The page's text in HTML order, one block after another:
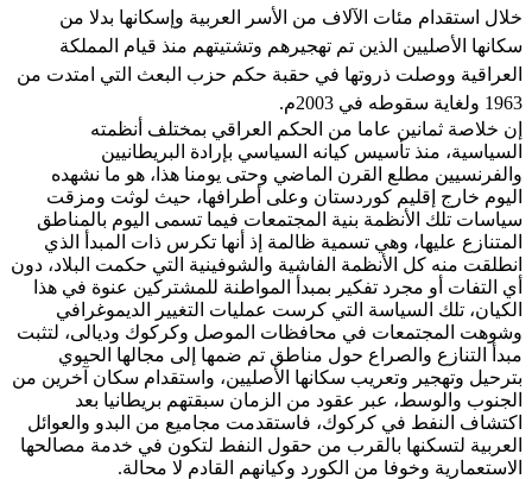
خلال استقدام مئات الآلاف من الأسر العربية وإسكانها بدلا من
سكانها الأصليين الذين تم تهجيرهم وتشتيتهم منذ قيام المملكة
العراقية ووصلت ذروتها في حقبة حكم حزب البعث التي امتدت من
1963 ولغاية سقوطه في 2003م.
إن خلاصة ثمانين عاما من الحكم العراقي بمختلف أنظمته
السياسية، منذ تأسيس كيانه السياسي بإرادة البريطانيين
والفرنسيين مطلع القرن الماضي وحتى يومنا هذا، هو ما نشهده
اليوم خارج إقليم كوردستان وعلى أطرافها، حيث لوثت ومزقت
سياسات تلك الأنظمة بنية المجتمعات فيما تسمى اليوم بالمناطق
المتنازع عليها، وهي تسمية ظالمة إذ أنها تكرس ذات المبدأ الذي
انطلقت منه كل الأنظمة الفاشية والشوفينية التي حكمت البلاد، دون
أي التفات أو مجرد تفكير بمبدأ المواطنة للمشتركين عنوة في هذا
الكيان، تلك السياسة التي كرست عمليات التغيير الديموغرافي
وشوهت المجتمعات في محافظات الموصل وكركوك وديالى، لتثبت
مبدأ التنازع والصراع حول مناطق تم ضمها إلى مجالها الحيوي
بترحيل وتهجير وتعريب سكانها الأصليين، واستقدام سكان آخرين من
الجنوب والوسط، عبر عقود من الزمان سبقتهم بريطانيا بعد
اكتشاف النفط في كركوك، فاستقدمت مجاميع من البدو والعوائل
العربية لتسكنها بالقرب من حقول النفط لتكون في خدمة مصالحها
الاستعمارية وخوفا من الكورد وكيانهم القادم لا محالة.